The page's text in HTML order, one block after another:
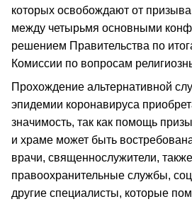
которых освобождают от
между четырьмя основными
решением Правительства по
Комиссии по вопросам
Прохождение альтернативной
эпидемии коронавируса
значимость, так как помощь
и храме может быть
врачи, священнослужители,
правоохранительные службы,
другие специалисты, которые